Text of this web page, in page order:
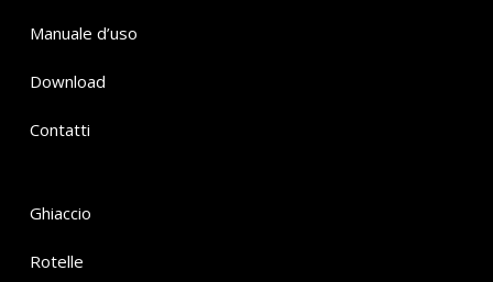
Manuale d’uso
Download
Contatti
Ghiaccio
Rotelle